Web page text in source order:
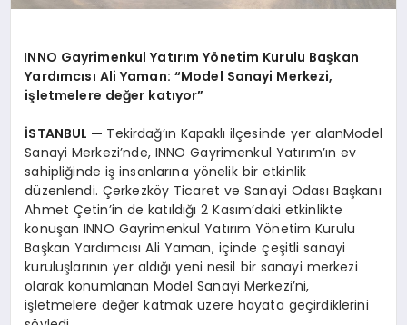
INNO Gayrimenkul Yatırım Yönetim Kurulu Başkan
Yardımcısı Ali Yaman: “Model Sanayi Merkezi,
işletmelere değer katıyor”
İSTANBUL — Tekirdağ’ın Kapaklı ilçesinde yer alanModel
Sanayi Merkezi’nde, INNO Gayrimenkul Yatırım’ın ev
sahipliğinde iş insanlarına yönelik bir etkinlik
düzenlendi. Çerkezköy Ticaret ve Sanayi Odası Başkanı
Ahmet Çetin’in de katıldığı 2 Kasım’daki etkinlikte
konuşan INNO Gayrimenkul Yatırım Yönetim Kurulu
Başkan Yardımcısı Ali Yaman, içinde çeşitli sanayi
kuruluşlarının yer aldığı yeni nesil bir sanayi merkezi
olarak konumlanan Model Sanayi Merkezi’ni,
işletmelere değer katmak üzere hayata geçirdiklerini